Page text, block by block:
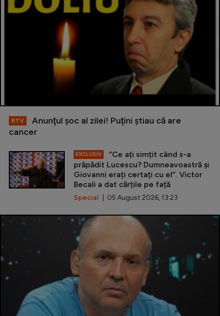
RTV
Anunţul şoc al zilei! Puţini ştiau că are
cancer
EXCLUSIV
”Ce ați simțit când s-a
prăpădit Lucescu? Dumneavoastră și
Giovanni erați certați cu el”. Victor
Becali a dat cărțile pe față
Special | 05 August 2026, 13:23